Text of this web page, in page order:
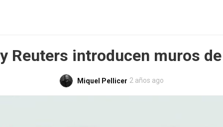
Reuters introducen muros
Miquel Pellicer 2 años ago